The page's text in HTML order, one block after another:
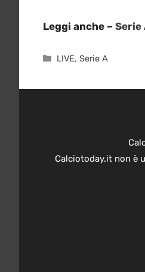
Leggi anche – Serie
Categorie
LIVE,Serie A
Calciotoday.it non è